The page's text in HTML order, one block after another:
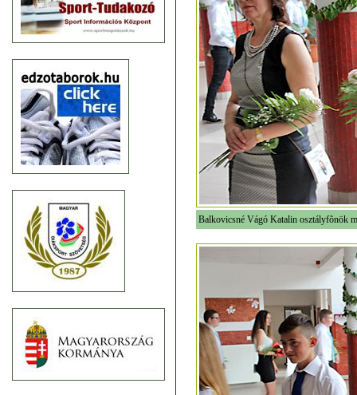
Balkovicsné Vágó Katalin osztályfõnök